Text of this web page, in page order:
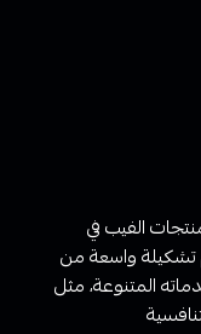
الفيب في
تشكيلة واسعة من
المتنوعة، مثل